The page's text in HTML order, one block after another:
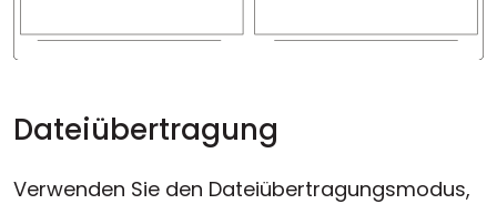
Dateiübertragung
Verwenden Sie den Dateiübertragungsmodus,